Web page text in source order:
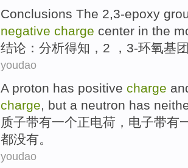
Conclusions The 2,3-epoxy
negative charge center in the
结论：分析得知， 2 ，3-环氧基
youdao
Aproton has positive charge
charge, but a neutron has
质子带有一个正电荷 ，电子带有
都没有。
youdao